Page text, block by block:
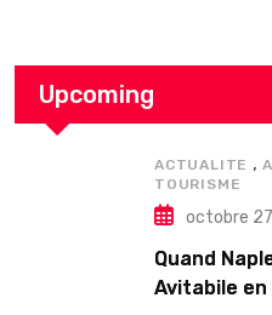
Upcoming
ACTUALITE ,
TOURISME
octobre
Quand
Avitabile